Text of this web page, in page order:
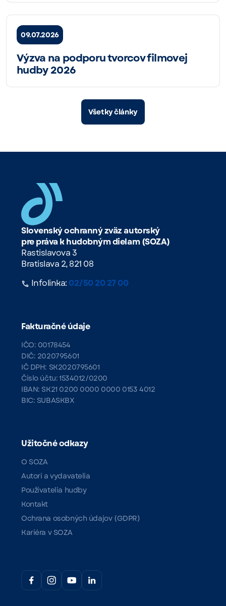
09.07.2026
Výzva na podporu tvorcov filmovej
hudby 2026
Všetky články
Slovenský ochranný zväz autorský
pre práva k hudobným dielam (SOZA)
Rastislavova 3
Bratislava 2, 821 08
Infolinka: 02/50 20 27 00
Fakturačné údaje
IČO: 00178454
DIČ: 2020795601
IČ DPH: SK2020795601
Číslo účtu: 1534012/0200
IBAN: SK21 0200 0000 0000 0153 4012
BIC: SUBASKBX
Užitočné odkazy
O SOZA
Autori a vydavatelia
Používatelia hudby
Kontakt
Ochrana osobných údajov (GDPR)
Kariéra v SOZA